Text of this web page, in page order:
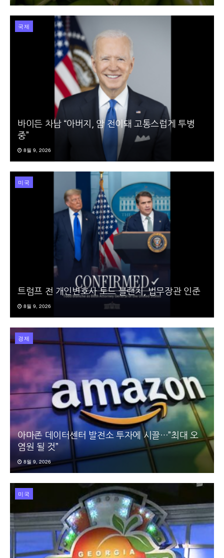
국제
바이든 차남 “아버지, 암 전이돼 고통스럽게 투병
중”
8월 9, 2026
미국
트럼프 전 개인변호사 토드 블랜치, 법무장관 인준
8월 9, 2026
경제
아마존 데이터센터 발전소 투자에 시끌…”최대 오
염원 될 것”
8월 9, 2026
미국